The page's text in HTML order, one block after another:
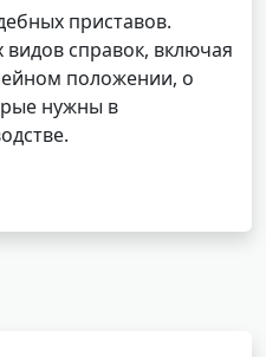
приставов.
справок, включая
положении, о
нужны в